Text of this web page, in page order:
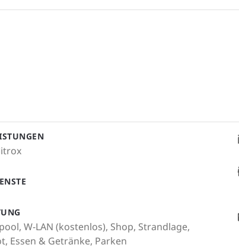
W-LAN (kostenlos), Shop, Strandlage,
Essen & Getränke, Parken